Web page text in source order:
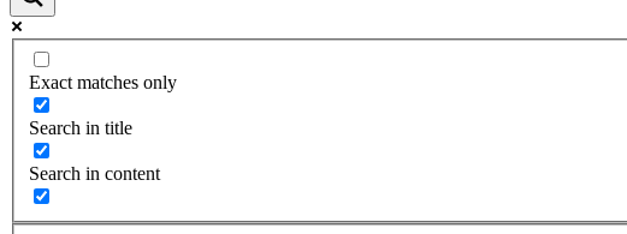
Exact matches only
Search in title
Search in content